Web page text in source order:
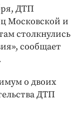
ДТП
Московской и
столкнулись
сообщает
о двоих
ДТП